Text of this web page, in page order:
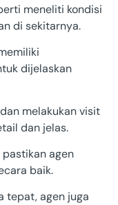
meneliti kondisi
di sekitarnya.
dijelaskan
melakukan visit
dan jelas.
agen
baik.
tepat, agen juga